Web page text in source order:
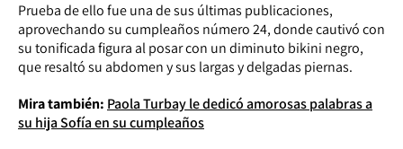
Prueba de ello fue una de sus últimas publicaciones,
aprovechando su cumpleaños número 24, donde cautivó con
su tonificada figura al posar con un diminuto bikini negro,
que resaltó su abdomen y sus largas y delgadas piernas.
Mira también: Paola Turbay le dedicó amorosas palabras a
su hija Sofía en su cumpleaños